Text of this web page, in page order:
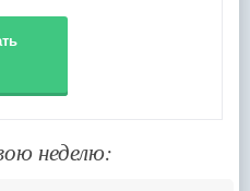
неделю: